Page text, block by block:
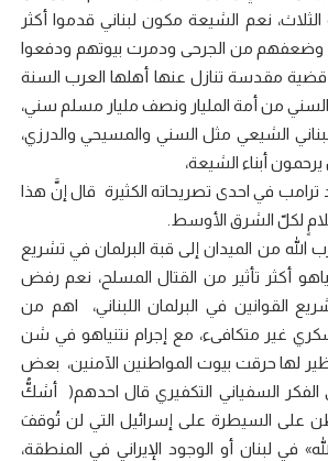
الثلاث، نعم الشيعة مكون لبناني قدموا أكثر
وضعفهم من الجرحى ودمرت بيوتهم ودفعوا
مقدسة تنازل عنها أهلها العرب السنة
من أمة المليار ونصف مليار مسلم سني،
الشيعي مثل السني والمسيحي والدرزي،
أبناء الشيعة،
ترامب في احدى تصريحاته الكثيرة قال إنَّ هذا
لكلّ الشرق الأوسط.
من الميدان إلى قبة البرلمان في تشريع
أكثر تأثير من القتال المسلح، نعم رفض
القوانين في البرلمان اللبناني، اهم من
غير متكافىء، مع إجرام نتنياهو في شن
لها حرقت بيوت المواطنين الآمنين، بعض
الفكر السفياني التكفيري قال احدهم( أشكُّ
على السيطرة على إسرائيل التي لن تُوقفَ
في لبنان أو الوجود الإيراني في المنطقة،